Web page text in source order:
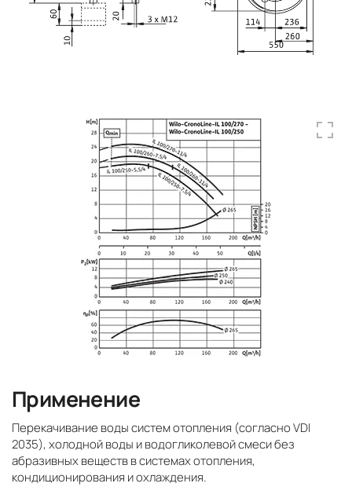
Применение
Перекачивание воды систем отопления (согласно VDI
2035), холодной воды и водогликолевой смеси без
абразивных веществ в системах отопления,
кондиционирования и охлаждения.